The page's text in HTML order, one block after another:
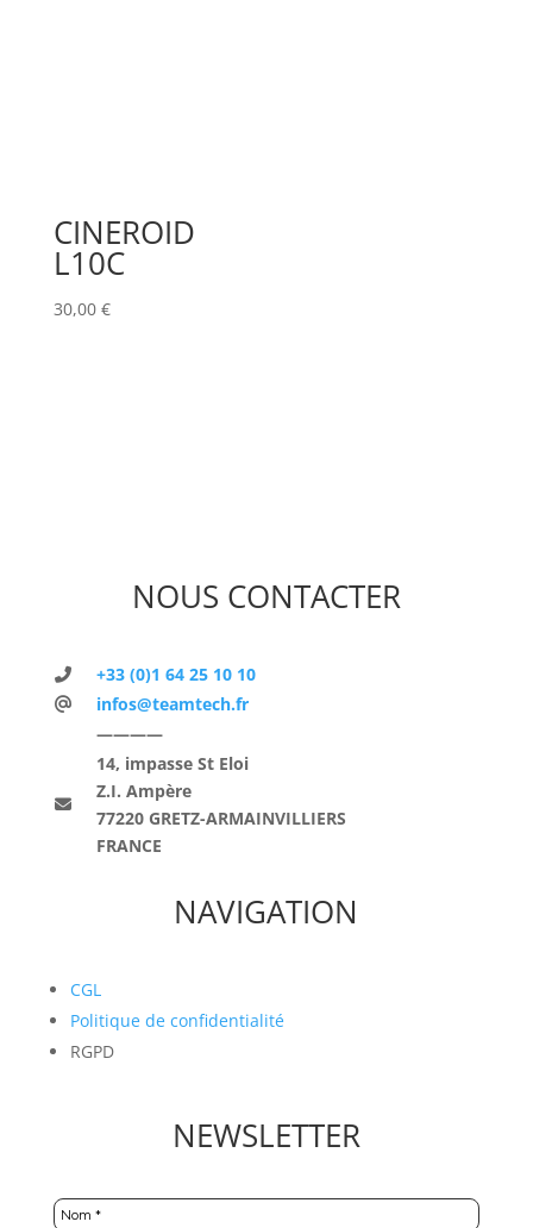
CINEROID
L10C
30,00 €
NOUS CONTACTER
+33 (0)1 64 25 10 10
infos@teamtech.fr
————
14, impasse St Eloi
Z.I. Ampère
77220 GRETZ-ARMAINVILLIERS
FRANCE
NAVIGATION
CGL
Politique de confidentialité
RGPD
NEWSLETTER